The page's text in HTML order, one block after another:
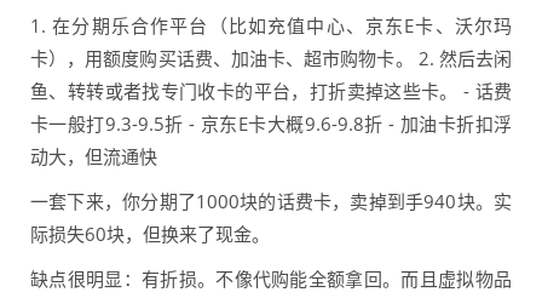
1. 在分期乐合作平台（比如充值中心、京东E卡、沃尔玛
卡），用额度购买话费、加油卡、超市购物卡。 2. 然后去闲
鱼、转转或者找专门收卡的平台，打折卖掉这些卡。 - 话费
卡一般打9.3-9.5折 - 京东E卡大概9.6-9.8折 - 加油卡折扣浮
动大，但流通快
一套下来，你分期了1000块的话费卡，卖掉到手940块。实
际损失60块，但换来了现金。
缺点很明显：有折损。不像代购能全额拿回。而且虚拟物品